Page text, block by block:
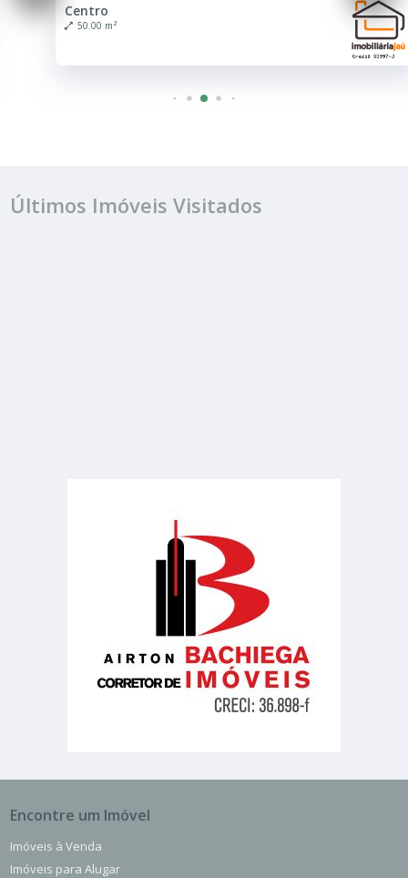
Centro
50.00 m²
Últimos Imóveis Visitados
Encontre um Imóvel
Imóveis à Venda
Imóveis para Alugar